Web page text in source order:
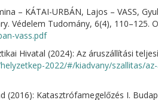
– KÁTAI-URBÁN, Lajos – VASS,
Védelem Tudomány, 6(4), 110–125.
vass.pdf
Hivatal (2024): Az áruszállítási
2022/#/kiadvany/szallitas/
(2016): Katasztrófamegelőzés I.